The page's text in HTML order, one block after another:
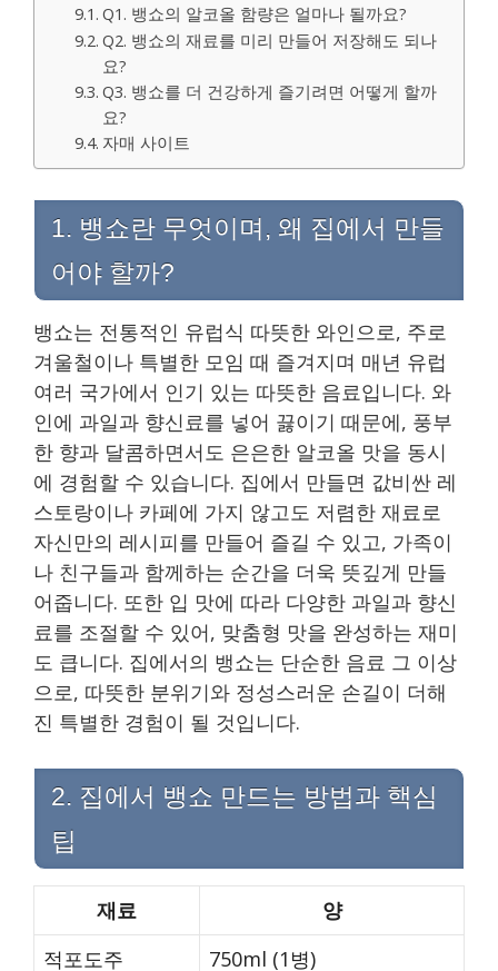
Q1. 뱅쇼의 알코올 함량은 얼마나 될까요?
Q2. 뱅쇼의 재료를 미리 만들어 저장해도 되나
요?
Q3. 뱅쇼를 더 건강하게 즐기려면 어떻게 할까
요?
자매 사이트
1. 뱅쇼란 무엇이며, 왜 집에서 만들
어야 할까?
뱅쇼는 전통적인 유럽식 따뜻한 와인으로, 주로
겨울철이나 특별한 모임 때 즐겨지며 매년 유럽
여러 국가에서 인기 있는 따뜻한 음료입니다. 와
인에 과일과 향신료를 넣어 끓이기 때문에, 풍부
한 향과 달콤하면서도 은은한 알코올 맛을 동시
에 경험할 수 있습니다. 집에서 만들면 값비싼 레
스토랑이나 카페에 가지 않고도 저렴한 재료로
자신만의 레시피를 만들어 즐길 수 있고, 가족이
나 친구들과 함께하는 순간을 더욱 뜻깊게 만들
어줍니다. 또한 입 맛에 따라 다양한 과일과 향신
료를 조절할 수 있어, 맞춤형 맛을 완성하는 재미
도 큽니다. 집에서의 뱅쇼는 단순한 음료 그 이상
으로, 따뜻한 분위기와 정성스러운 손길이 더해
진 특별한 경험이 될 것입니다.
2. 집에서 뱅쇼 만드는 방법과 핵심
팁
재료
양
적포도주
750ml (1병)